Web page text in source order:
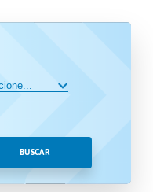
BUSCAR